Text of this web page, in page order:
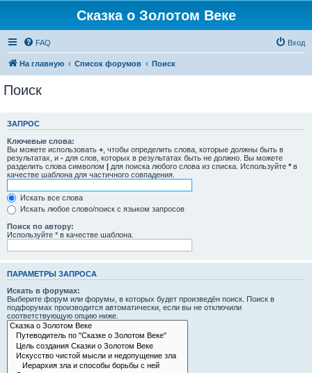
Сказка о Золотом Веке
FAQ Вход
На главную Список форумов Поиск
Поиск
ЗАПРОС
Ключевые слова:
Вы можете использовать + , чтобы определить слова, которые должны быть в
результатах, и - для слов, которых в результатах быть не должно. Вы можете
разделить слова символом | для поиска любого слова из списка. Используйте * в
качестве шаблона для частичного совпадения.
Искать все слова
Искать любое слово/поиск с языком запросов
Поиск по автору:
Используйте * в качестве шаблона.
ПАРАМЕТРЫ ЗАПРОСА
Искать в форумах:
Выберите форум или форумы, в которых будет произведён поиск. Поиск в
подфорумах производится автоматически, если вы не отключили
соответствующую опцию ниже.